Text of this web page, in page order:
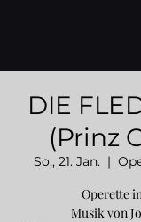
DIE
(Prinz
So., 21. Jan.
  |
Operette
Musik von